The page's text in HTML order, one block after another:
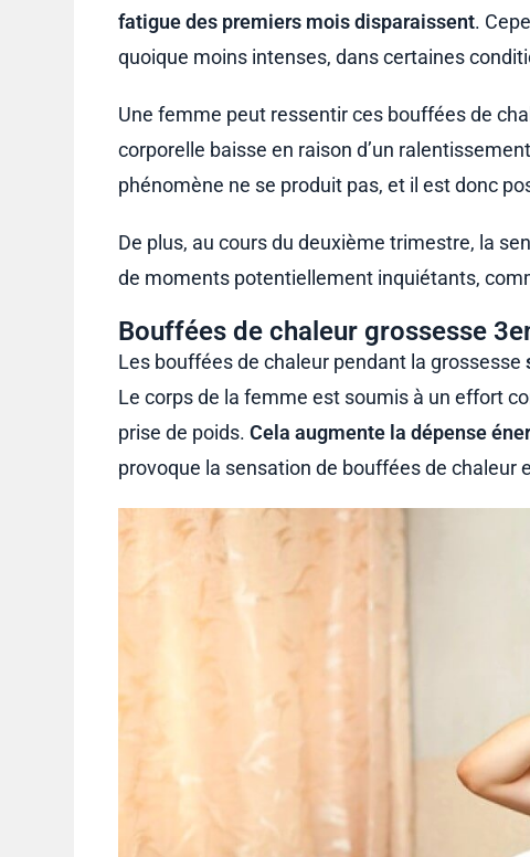
fatigue des premiers mois disparaissent.
quoique moins intenses, dans certaines
Une femme peut ressentir ces bouffées de
corporelle baisse en raison d’un
phénomène ne se produit pas, et il est donc
De plus, au cours du deuxième trimestre, la
de moments potentiellement inquiétants,
Bouffées de chaleur grossesse
Les bouffées de chaleur pendant la grossesse
Le corps de la femme est soumis à un effort
prise de poids.Cela augmente la dépense
provoque la sensation de bouffées de chaleur